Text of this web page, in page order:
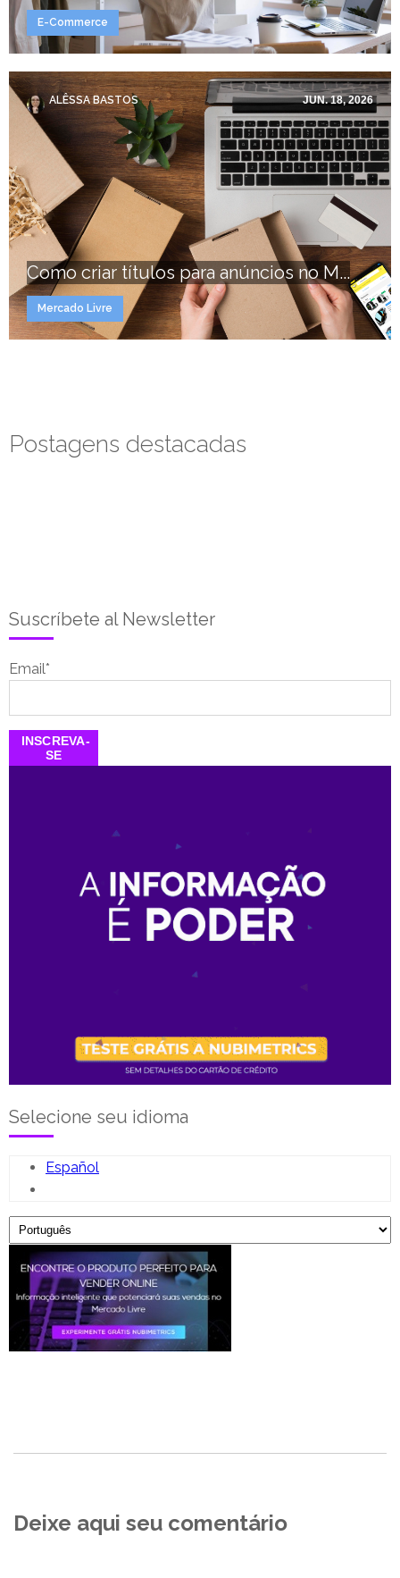
E-Commerce
ALÊSSA BASTOS JUN. 18, 2026
Como criar títulos para anúncios no M...
Mercado Livre
Postagens destacadas
Suscríbete al Newsletter
Email*
Selecione seu idioma
Español
Deixe aqui seu comentário